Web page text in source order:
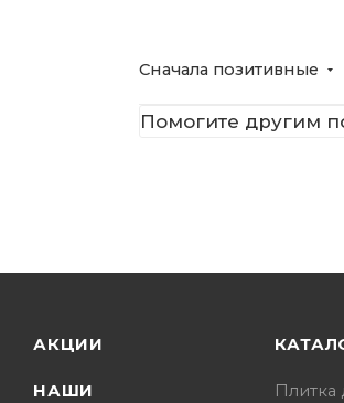
Сначала позитивные
Помогите другим
АКЦИИ
НАШИ
Плитка